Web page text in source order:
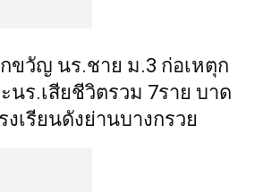
ขวัญ นร.ชาย ม.3 ก่อเหตุก
นร.เสียชีวิตรวม 7ราย บาด
งเรียนดังย่านบางกรวย